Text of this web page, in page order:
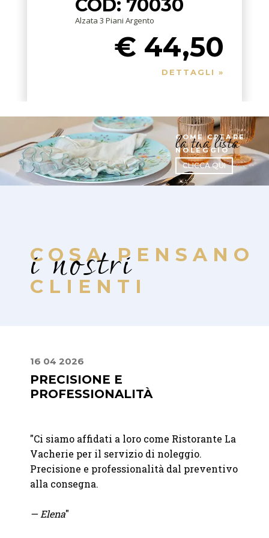
COD: 70030
Alzata 3 Piani Argento
€ 44,50
DETTAGLI »
COME CREARE
la tua lista
NOLEGGIO
CLICCA QUI
COSA PENSANO
i nostri
CLIENTI
16 04 2026
PRECISIONE E
PROFESSIONALITÀ
"Ci siamo affidati a loro come Ristorante La
Vacherie per il servizio di noleggio.
Precisione e professionalità dal preventivo
alla consegna.
— Elena"